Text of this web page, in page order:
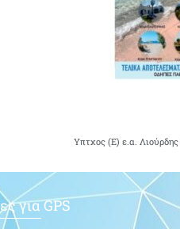
Υπτχος (Ε) ε.α.
για GPS